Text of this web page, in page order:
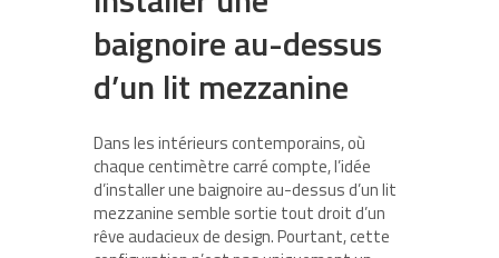
baignoire au-dessus
d’un lit mezzanine
Dans les intérieurs contemporains, où
chaque centimètre carré compte, l’idée
d’installer une baignoire au-dessus d’un lit
mezzanine semble sortie tout droit d’un
rêve audacieux de design. Pourtant, cette